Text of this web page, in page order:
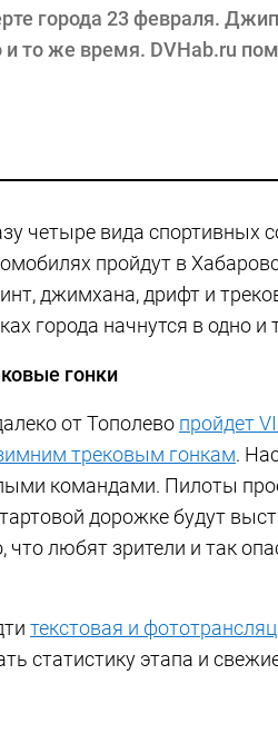
города 23 февраля.
и то же время. DVHab.ru
четыре вида спортивных
пройдут в
джимхана, дрифт и
города начнутся в одно
гонки
от Тополево пройдет
трековым гонкам.
командами. Пилоты
дорожке будут
что любят зрители и так
текстовая и
статистику этапа и